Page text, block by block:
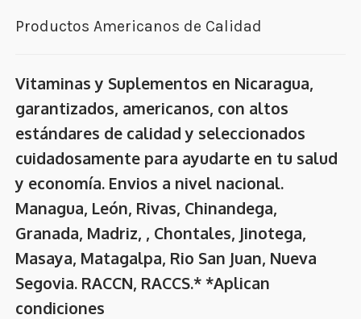
Productos Americanos de Calidad
Vitaminas y Suplementos en Nicaragua,
garantizados, americanos, con altos
estándares de calidad y seleccionados
cuidadosamente para ayudarte en tu salud
y economía. Envios a nivel nacional.
Managua, León, Rivas, Chinandega,
Granada, Madriz, , Chontales, Jinotega,
Masaya, Matagalpa, Rio San Juan, Nueva
Segovia. RACCN, RACCS.* *Aplican
condiciones